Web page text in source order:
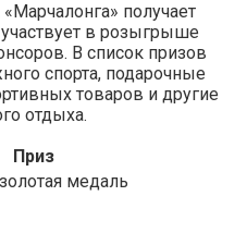
получает
в розыгрыше
В список призов
спорта, подарочные
товаров и другие
отдыха.
Приз
медаль